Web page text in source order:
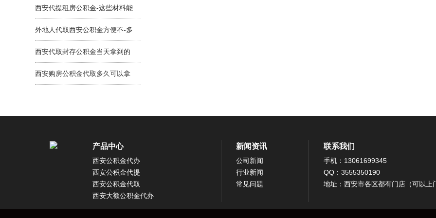
金可办不？
西安代提租房公积金-这些材料能
当天搞成功！
外地人代取西安公积金方便不-多
久拿到手？
西安代取封存公积金当天拿到的
方式有吗？真实情况能当天拿！
西安购房公积金代取多久可以拿
产品中心
西安公积金代办
西安公积金代提
西安公积金代取
西安大额公积金代办
新闻资讯
公司新闻
行业新闻
常见问题
联系我们
手机：13061699345
QQ：3555350190
地址：西安市各区都有门店（可以上